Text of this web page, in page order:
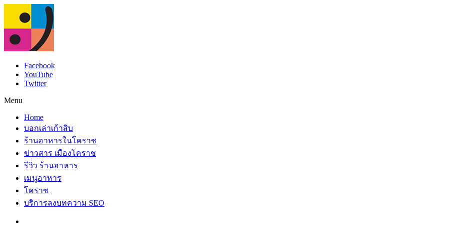
Facebook
YouTube
Twitter
Menu
Home
บอกเล่าเก้าสิบ
ร้านอาหารในโคราช
ข่าวสาร เมืองโคราช
รีวิว ร้านอาหาร
เมนูอาหาร
โคราช
บริการลงบทความ SEO